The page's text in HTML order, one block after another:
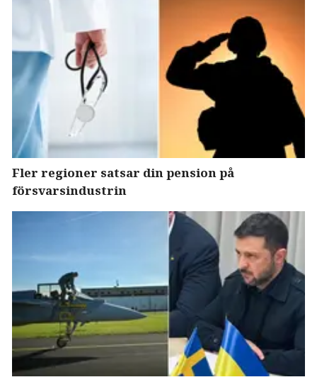
Fler regioner satsar din pension på
försvarsindustrin